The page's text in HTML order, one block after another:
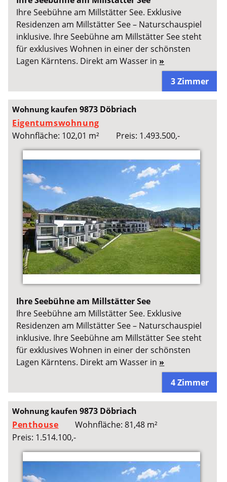
Ihre Seebühne am Millstätter See. Exklusive
Residenzen am Millstätter See – Naturschauspiel
inklusive. Ihre Seebühne am Millstätter See steht
für exklusives Wohnen in einer der schönsten
Lagen Kärntens. Direkt am Wasser in »
3 Zimmer
Wohnung kaufen9873 Döbriach
Eigentumswohnung
Wohnfläche: 102,01 m²
Preis: 1.493.500,-
Ihre Seebühne am Millstätter See
Ihre Seebühne am Millstätter See. Exklusive
Residenzen am Millstätter See – Naturschauspiel
inklusive. Ihre Seebühne am Millstätter See steht
für exklusives Wohnen in einer der schönsten
Lagen Kärntens. Direkt am Wasser in »
4 Zimmer
Wohnung kaufen9873 Döbriach
Penthouse
Wohnfläche: 81,48 m²
Preis: 1.514.100,-